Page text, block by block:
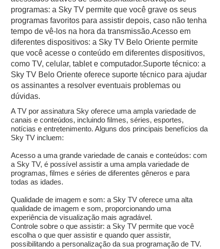
programas: a Sky TV permite que você grave os seus
programas favoritos para assistir depois, caso não tenha
tempo de vê-los na hora da transmissão.Acesso em
diferentes dispositivos: a Sky TV Belo Oriente permite
que você acesse o conteúdo em diferentes dispositivos,
como TV, celular, tablet e computador.Suporte técnico: a
Sky TV Belo Oriente oferece suporte técnico para ajudar
os assinantes a resolver eventuais problemas ou
dúvidas.
A TV por assinatura Sky oferece uma ampla variedade de
canais e conteúdos, incluindo filmes, séries, esportes,
notícias e entretenimento. Alguns dos principais benefícios da
Sky TV incluem:
Acesso a uma grande variedade de canais e conteúdos: com
a Sky TV, é possível assistir a uma ampla variedade de
programas, filmes e séries de diferentes gêneros e para
todas as idades.
Qualidade de imagem e som: a Sky TV oferece uma alta
qualidade de imagem e som, proporcionando uma
experiência de visualização mais agradável.
Controle sobre o que assistir: a Sky TV permite que você
escolha o que quer assistir e quando quer assistir,
possibilitando a personalização da sua programação de TV.